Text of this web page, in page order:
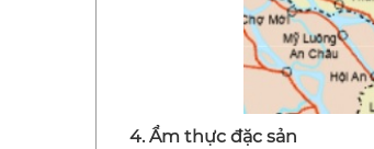
4. Ẩm thực đặc sản